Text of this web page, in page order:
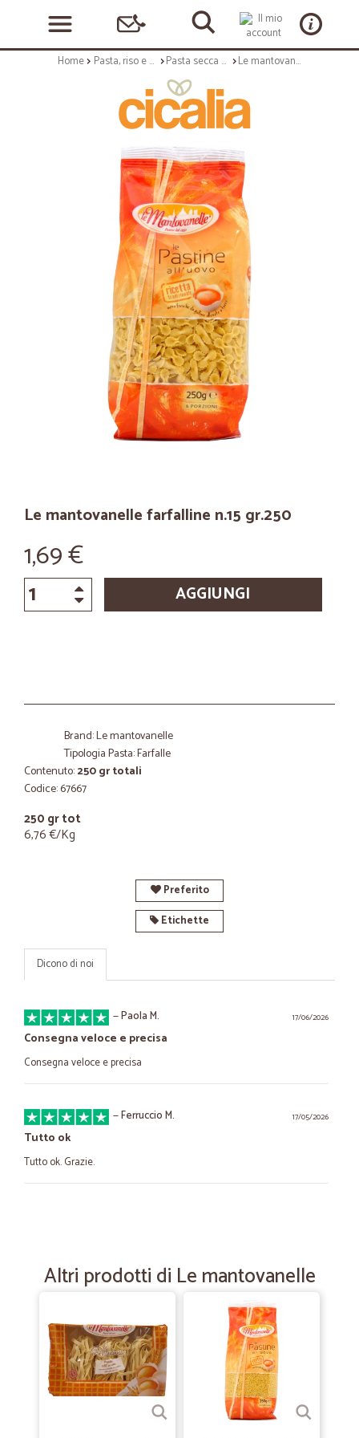
Home Pasta, riso e cerali Pasta secca uovo Le mantovanelle farfalline n.15 gr.250
Le mantovanelle farfalline n.15 gr.250
1,69 €
AGGIUNGI
Brand: Le mantovanelle
Tipologia Pasta: Farfalle
Contenuto:250 gr totali
Codice: 67667
250 gr tot
6,76 €/Kg
Preferito
Etichette
Dicono di noi
17/06/2026
—Paola M.
Consegna veloce e precisa
Consegna veloce e precisa
17/05/2026
—Ferruccio M.
Tutto ok
Tutto ok. Grazie.
ottima la qualità dei prodotti e molta…
ottima la qualità dei prodotti e molta cura nel trasporto e nella
consegna
Altri prodotti di Le mantovanelle